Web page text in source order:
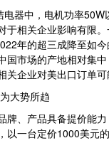
中，电机功率50W
于相关企业影响有限
年的超三成降至如
市场的产地相对集
企业对美出口订单
大势所趋
、产品具备提价能力
以一台定价1000美元